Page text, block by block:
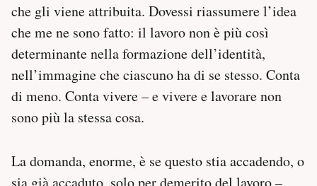
che gli viene attribuita. Dovessi riassumere l’idea
che me ne sono fatto: il lavoro non è più così
determinante nella formazione dell’identità,
nell’immagine che ciascuno ha di se stesso. Conta
di meno. Conta vivere – e vivere e lavorare non
sono più la stessa cosa.
La domanda, enorme, è se questo stia accadendo, o
sia già accaduto, solo per demerito del lavoro –